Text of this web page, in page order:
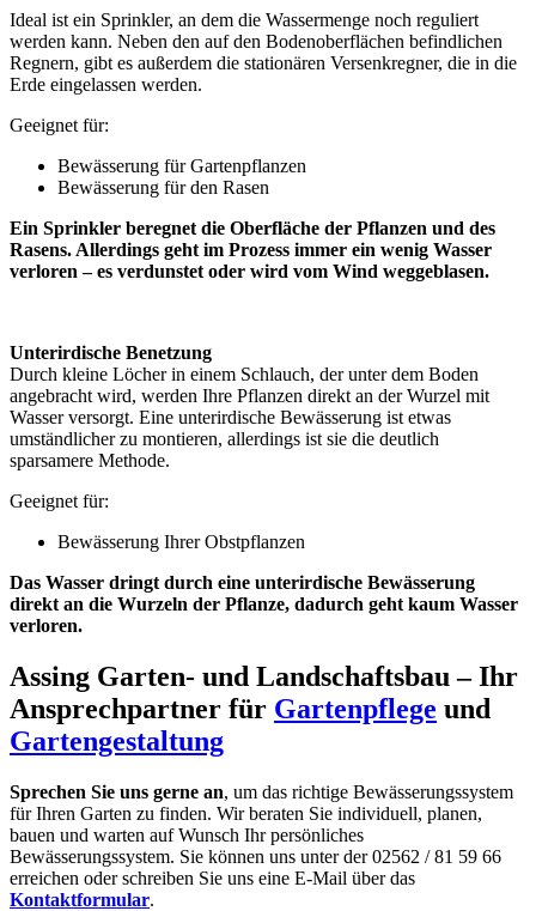
Ideal ist ein Sprinkler, an dem die Wassermenge noch reguliert
werden kann. Neben den auf den Bodenoberflächen befindlichen
Regnern, gibt es außerdem die stationären Versenkregner, die in die
Erde eingelassen werden.
Geeignet für:
Bewässerung für Gartenpflanzen
Bewässerung für den Rasen
Ein Sprinkler beregnet die Oberfläche der Pflanzen und des
Rasens. Allerdings geht im Prozess immer ein wenig Wasser
verloren – es verdunstet oder wird vom Wind weggeblasen.
Unterirdische Benetzung
Durch kleine Löcher in einem Schlauch, der unter dem Boden
angebracht wird, werden Ihre Pflanzen direkt an der Wurzel mit
Wasser versorgt. Eine unterirdische Bewässerung ist etwas
umständlicher zu montieren, allerdings ist sie die deutlich
sparsamere Methode.
Geeignet für:
Bewässerung Ihrer Obstpflanzen
Das Wasser dringt durch eine unterirdische Bewässerung
direkt an die Wurzeln der Pflanze, dadurch geht kaum Wasser
verloren.
Assing Garten- und Landschaftsbau – Ihr
Ansprechpartner für Gartenpflege und
Gartengestaltung
Sprechen Sie uns gerne an, um das richtige Bewässerungssystem
für Ihren Garten zu finden. Wir beraten Sie individuell, planen,
bauen und warten auf Wunsch Ihr persönliches
Bewässerungssystem. Sie können uns unter der 02562 / 81 59 66
erreichen oder schreiben Sie uns eine E-Mail über das
Kontaktformular.